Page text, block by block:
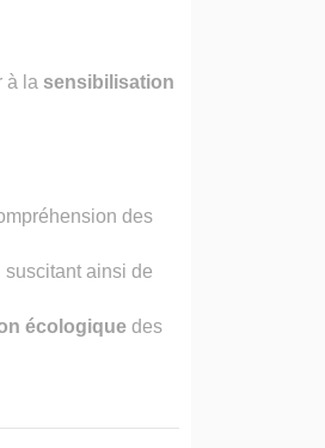
à la sensibilisation
des
suscitant ainsi de
écologique des